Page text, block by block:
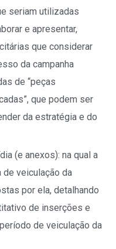
seriam utilizadas
e apresentar,
que considerar
da campanha
de “peças
que podem ser
da estratégia e do
(e anexos): na qual a
veiculação da
por ela, detalhando
de inserções e
de veiculação da